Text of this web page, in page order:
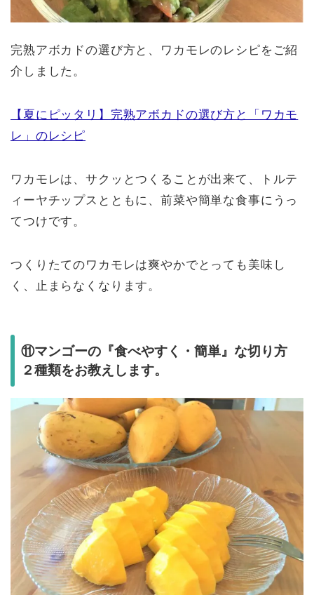
完熟アボカドの選び方と、ワカモレのレシピをご紹
介しました。
【夏にピッタリ】完熟アボカドの選び方と「ワカモ
レ」のレシピ
ワカモレは、サクッとつくることが出来て、トルテ
ィーヤチップスとともに、前菜や簡単な食事にうっ
てつけです。
つくりたてのワカモレは爽やかでとっても美味し
く、止まらなくなります。
⑪マンゴーの『食べやすく・簡単』な切り方
２種類をお教えします。